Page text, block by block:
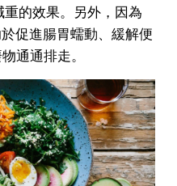
重的效果。另外，因為
促進腸胃蠕動、緩解便
通通排走。